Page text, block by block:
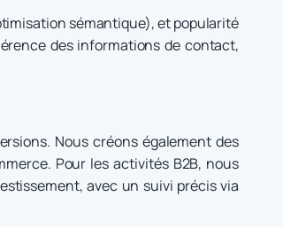
sémantique), et popularité
des informations de contact,
Nous créons également des
Pour les activités B2B, nous
avec un suivi précis via